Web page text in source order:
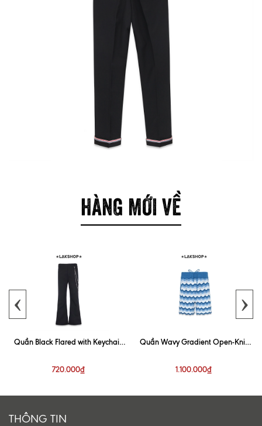
HÀNG MỚI VỀ
Quần Black Flared with Keychain
720.000₫
Quần Wavy Gradient Open-Knit
1.100.000₫
‹ ›
THÔNG TIN